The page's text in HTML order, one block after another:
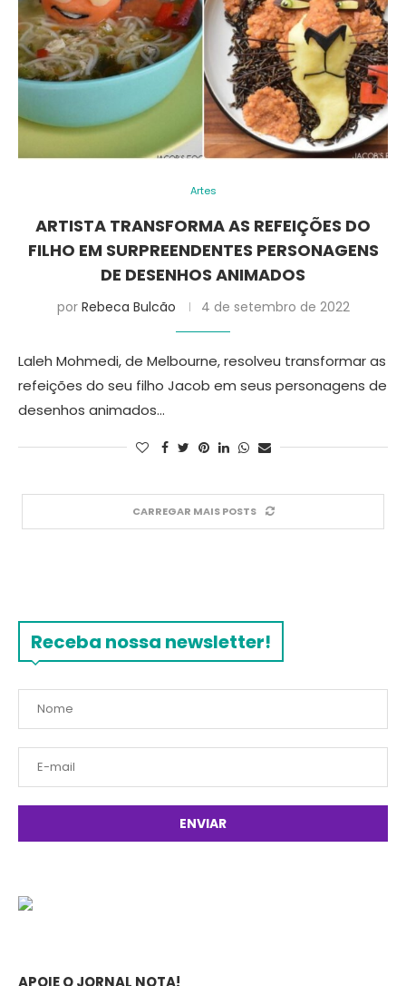
Artes
ARTISTA TRANSFORMA AS REFEIÇÕES DO
FILHO EM SURPREENDENTES PERSONAGENS
DE DESENHOS ANIMADOS
por Rebeca Bulcão 4 de setembro de 2022
Laleh Mohmedi, de Melbourne, resolveu transformar as
refeições do seu filho Jacob em seus personagens de
desenhos animados…
CARREGAR MAIS POSTS
Receba nossa newsletter!
APOIE O JORNAL NOTA!